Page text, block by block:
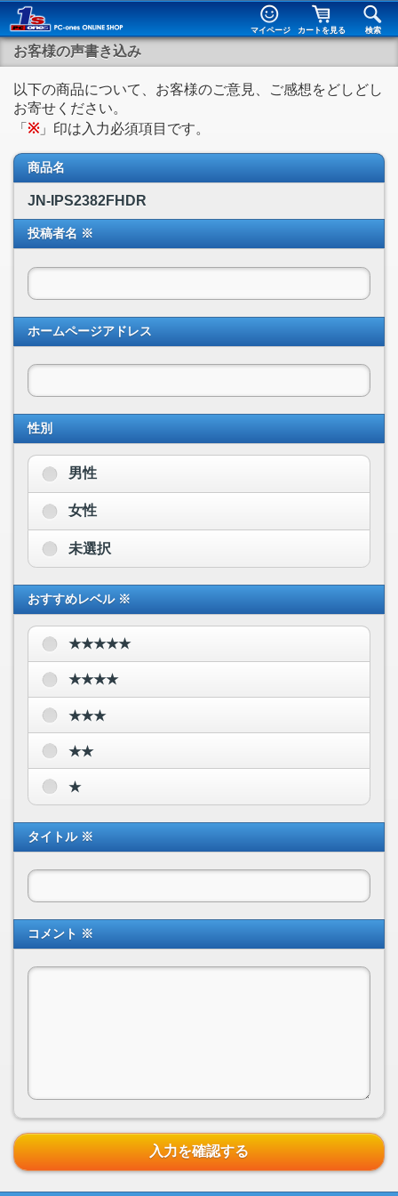
マイページ カートを見る 検索
お客様の声書き込み
以下の商品について、お客様のご意見、ご感想をどしどし
お寄せください。
「 ※」印は入力必須項目です。
商品名
JN-IPS2382FHDR
投稿者名 ※
ホームページアドレス
性別
男性
女性
未選択
おすすめレベル ※
★★★★★
★★★★
★★★
★★
★
タイトル ※
コメント ※
入力を確認する